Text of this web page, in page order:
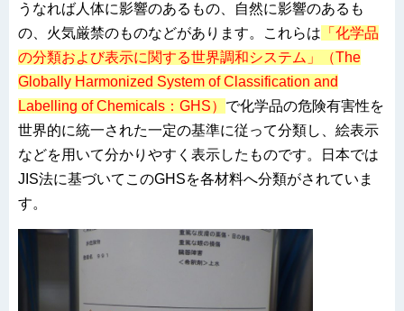
うなれば人体に影響のあるもの、自然に影響のあるも
の、火気厳禁のものなどがあります。これらは 「化学品
の分類および表示に関する世界調和システム」（The
Globally Harmonized System of Classification and
Labelling of Chemicals：GHS） で化学品の危険有害性を
世界的に統一された一定の基準に従って分類し、絵表示
などを用いて分かりやすく表示したものです。日本では
JIS法に基づいてこのGHSを各材料へ分類がされていま
す。